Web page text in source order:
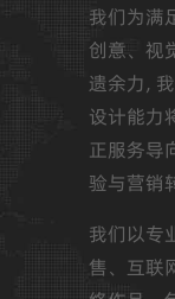
我们为满
创意、视
遗余力,
设计能力
正服务导
验与营销
我们以专
售、互联